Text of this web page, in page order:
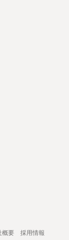
概要
採用情報